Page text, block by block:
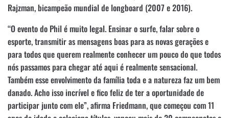
Rajzman, bicampeão mundial de longboard (2007 e 2016).
“O evento do Phil é muito legal. Ensinar o surfe, falar sobre o
esporte, transmitir as mensagens boas para as novas gerações e
para todos que querem realmente conhecer um pouco do que todos
nós passamos para chegar até aqui é realmente sensacional.
Também esse envolvimento da família toda e a natureza faz um bem
danado. Acho isso incrível e fico feliz de ter a oportunidade de
participar junto com ele”, afirma Friedmann, que começou com 11